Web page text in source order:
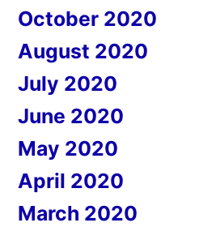
October 2020
August 2020
July 2020
June 2020
May 2020
April 2020
March 2020